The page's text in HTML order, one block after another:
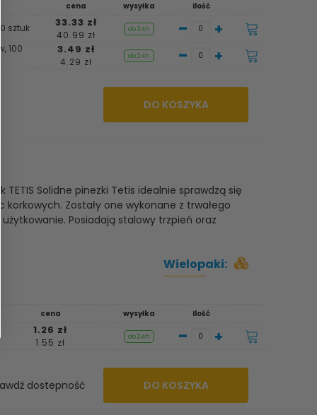
cena wysyłka Ilość
sztuk 33.33 zł
40.99 zł do 24h - +
100
3.49 zł
4.29 zł do 24h - +
DO KOSZYKA
Solidne pinezki Tetis idealnie sprawdzą się
Zostały one wykonane z trwałego
Posiadają stalowy trzpień oraz
Wielopaki:
cena wysyłka Ilość
1.26 zł
1.55 zł do 24h - +
dostepność DO KOSZYKA